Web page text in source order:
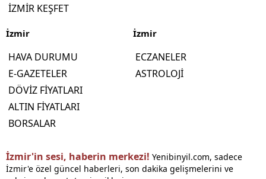
İZMİR KEŞFET
İzmir
HAVA DURUMU
E-GAZETELER
DÖVİZ FİYATLARI
ALTIN FİYATLARI
BORSALAR
İzmir
ECZANELER
ASTROLOJİ
İzmir'in sesi, haberin merkezi! Yenibinyil.com, sadece
İzmir'e özel güncel haberleri, son dakika gelişmelerini ve